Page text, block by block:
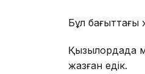
Бұл
Қызылордада
жазған едік.